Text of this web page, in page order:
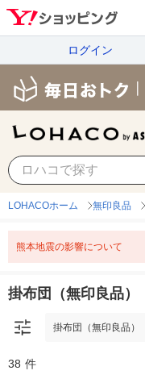
ログイン
掛布団（無印良品）
LOHACOホーム 無印良品
熊本地震の影響について
掛布団（無印良品）
掛布団（無印良品）
38 件